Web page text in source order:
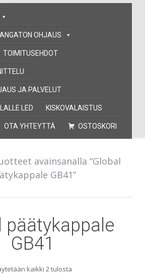
OHJAUS
TOIMITUSEHDOT
JA PALVELUT
LED KISKOVALAISTUS
OTA YHTEYTTÄ OSTOSKORI
avainsanalla “Global
GB41”
päätykappale
GB41
kaikki 2 tulostaSorted